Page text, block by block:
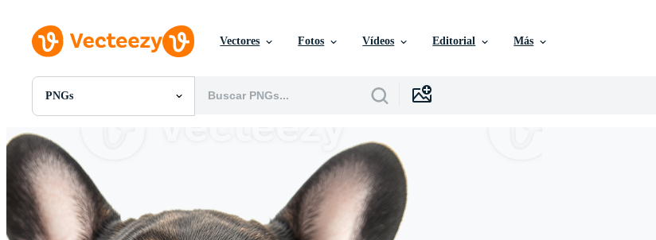
Vectores Fotos Vídeos Editorial Más
PNGs
Todas Imágenes
PNGs
PSDs
SVGs
Plantillas
Vectores
Videos